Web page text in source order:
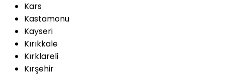
Kars
Kastamonu
Kayseri
Kırıkkale
Kırklareli
Kırşehir